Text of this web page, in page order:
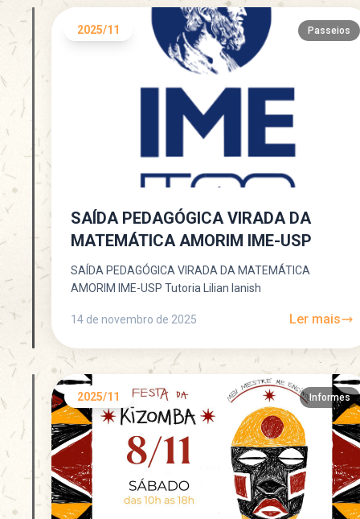
2025/11 Passeios
SAÍDA PEDAGÓGICA VIRADA DA
MATEMÁTICA AMORIM IME-USP
SAÍDA PEDAGÓGICA VIRADA DA MATEMÁTICA
AMORIM IME-USP Tutoria Lilian Ianish
14 de novembro de 2025 Ler mais
2025/11 Informes